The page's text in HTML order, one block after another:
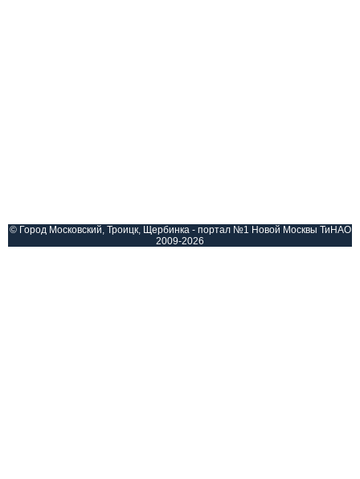
© Город Московский, Троицк, Щербинка - портал №1 Новой Москвы ТиНАО
2009-2026